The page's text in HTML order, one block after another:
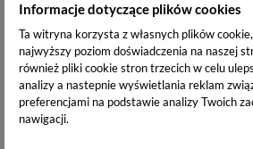
Kontakt
Informacje dotyczące plików cookies
Ta witryna korzysta z własnych plików
najwyższy poziom doświadczenia na naszej
również pliki cookie stron trzecich w celu
analizy a nastepnie wyświetlania reklam
preferencjami na podstawie analizy Twoich
nawigacji.
O nas